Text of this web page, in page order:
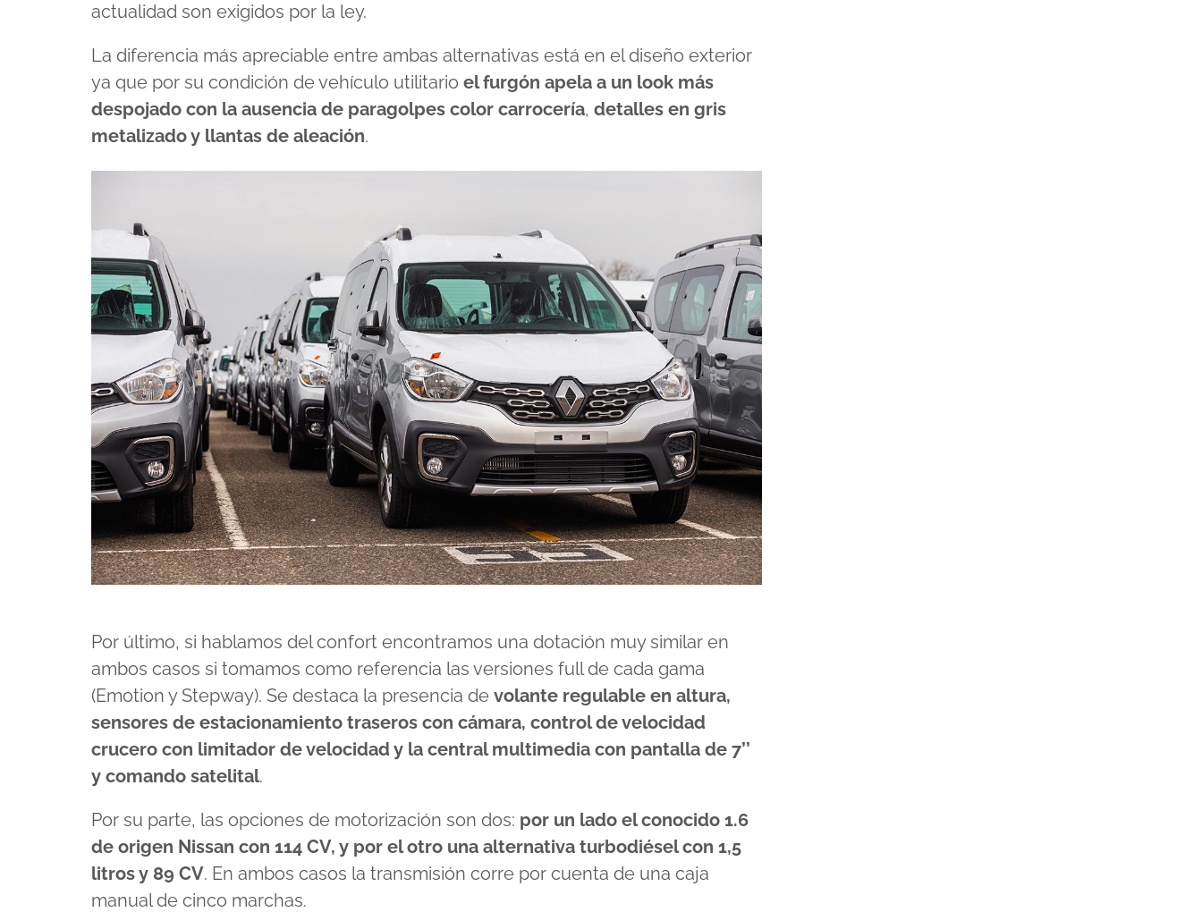
actualidad son exigidos por la ley.
La diferencia más apreciable entre ambas alternativas está en el diseño exterior
ya que por su condición de vehículo utilitario el furgón apela a un look más
despojado con la ausencia de paragolpes color carrocería, detalles en gris
metalizado y llantas de aleación.
Por último, si hablamos del confort encontramos una dotación muy similar en
ambos casos si tomamos como referencia las versiones full de cada gama
(Emotion y Stepway). Se destaca la presencia de volante regulable en altura,
sensores de estacionamiento traseros con cámara, control de velocidad
crucero con limitador de velocidad y la central multimedia con pantalla de 7’’
y comando satelital.
Por su parte, las opciones de motorización son dos: por un lado el conocido 1.6
de origen Nissan con 114 CV, y por el otro una alternativa turbodiésel con 1,5
litros y 89 CV. En ambos casos la transmisión corre por cuenta de una caja
manual de cinco marchas.